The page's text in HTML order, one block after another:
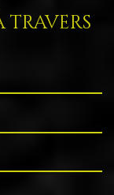
travers